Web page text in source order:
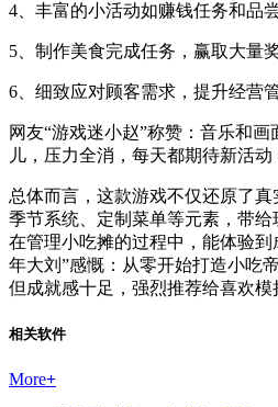
4、丰富的小活动如赚钱任务和品
5、制作美食完成任务，赢取大量奖
6、细致应对顾客需求，提升经营
网友“游戏迷小赵”称赞：音乐和
儿，压力全消，每天都期待新活动
总体而言，这款游戏不仅还原了
季节系统、定制菜单等元素，带
在管理小吃摊的过程中，能体验
年大刘”感慨：从零开始打造小吃
但成就感十足，强烈推荐给喜欢模
相关软件
More+